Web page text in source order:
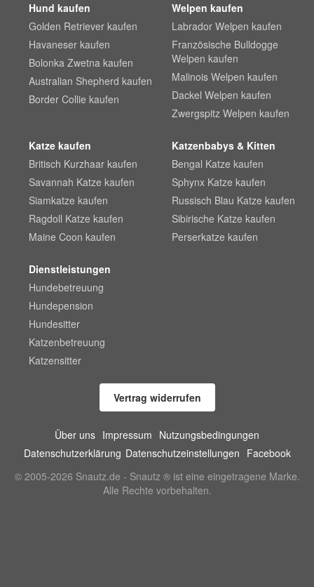
Hund kaufen
Golden Retriever kaufen
Havaneser kaufen
Bolonka Zwetna kaufen
Australian Shepherd kaufen
Border Collie kaufen
Welpen kaufen
Labrador Welpen kaufen
Französische Bulldogge
Welpen kaufen
Malinois Welpen kaufen
Dackel Welpen kaufen
Zwergspitz Welpen kaufen
Katze kaufen
Britisch Kurzhaar kaufen
Savannah Katze kaufen
Siamkatze kaufen
Ragdoll Katze kaufen
Maine Coon kaufen
Katzenbabys & Kitten
Bengal Katze kaufen
Sphynx Katze kaufen
Russisch Blau Katze kaufen
Sibirische Katze kaufen
Perserkatze kaufen
Dienstleistungen
Hundebetreuung
Hundepension
Hundesitter
Katzenbetreuung
Katzensitter
Vertrag widerrufen
Über uns Impressum Nutzungsbedingungen
Datenschutzerklärung Datenschutzeinstellungen Facebook
© 2005-2026 Snautz.de - Snautz ® ist eine eingetragene Marke.
Alle Rechte vorbehalten.